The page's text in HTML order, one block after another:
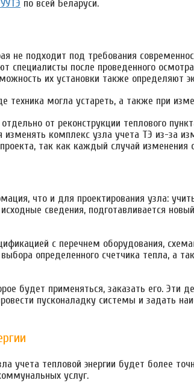
по всей Беларуси.
не подходит под требования
специалисты после проведенного
их установки также определяют
техника могла устареть, а также при
от реконструкции теплового
комплекс узла учета ТЭ из-за
так как каждый случай
что и для проектирования узла:
сведения, подготавливается
с перечнем оборудования,
определенного счетчика тепла, а
будет применяться, заказать его. Эти
пусконаладку системы и задать
учета тепловой энергии будет более
услуг.